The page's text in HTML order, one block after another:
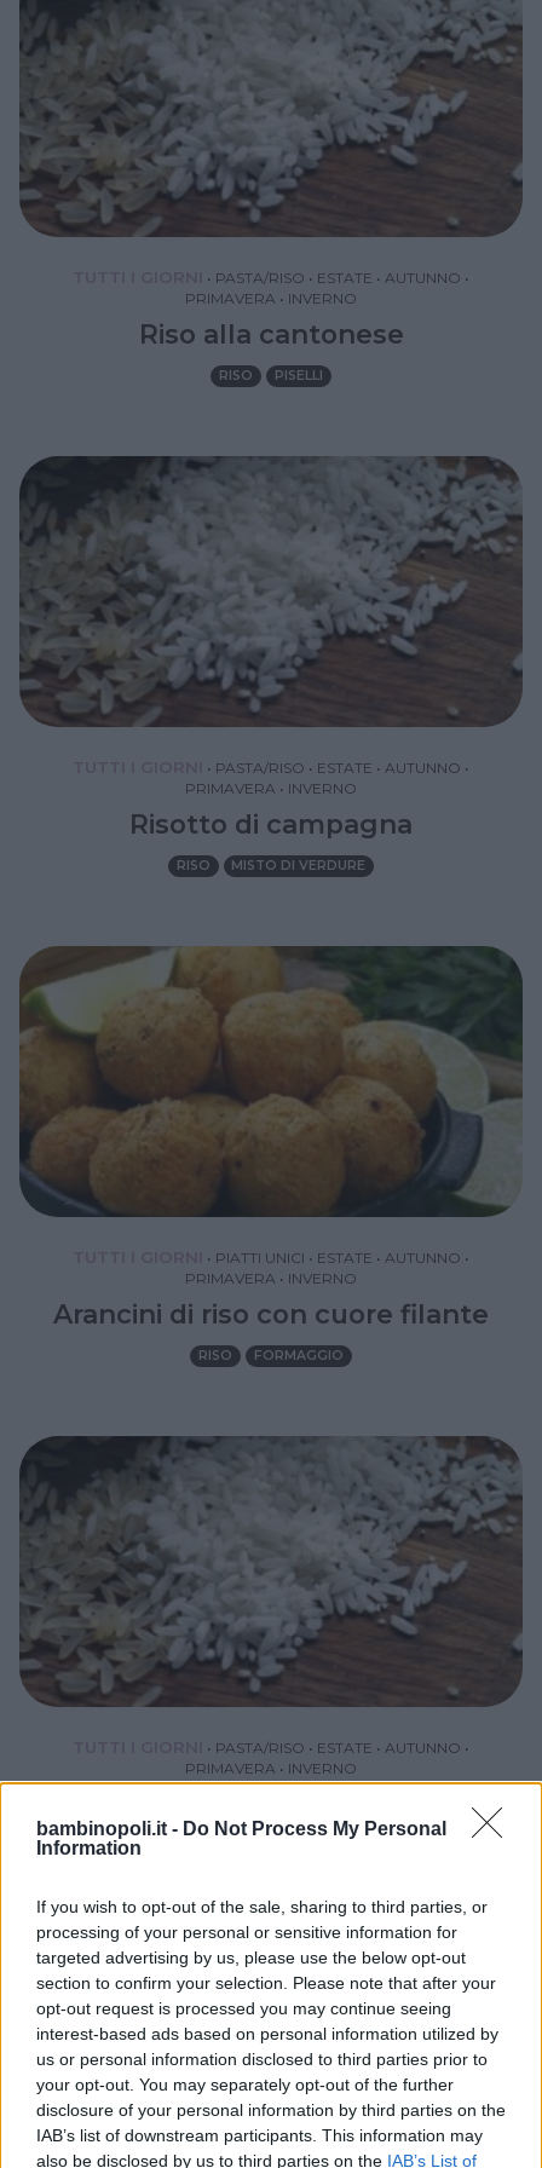
bambinopoli.it - Do Not Process My Personal
Information
If you wish to opt-out of the sale, sharing to third parties, or
processing of your personal or sensitive information for
targeted advertising by us, please use the below opt-out
section to confirm your selection. Please note that after your
opt-out request is processed you may continue seeing
interest-based ads based on personal information utilized by
us or personal information disclosed to third parties prior to
your opt-out. You may separately opt-out of the further
disclosure of your personal information by third parties on the
IAB’s list of downstream participants. This information may
also be disclosed by us to third parties on the IAB’s List of
• PASTA/RISO • ESTATE • AUTUNNO •
PRIMAVERA • INVERNO
Riso alla cantonese
RISO PISELLI
• PASTA/RISO • ESTATE • AUTUNNO •
PRIMAVERA • INVERNO
Risotto di campagna
RISO MISTO DI VERDURE
• PIATTI UNICI • ESTATE • AUTUNNO •
PRIMAVERA • INVERNO
Arancini di riso con cuore filante
RISO FORMAGGIO
• PASTA/RISO • ESTATE • AUTUNNO •
PRIMAVERA • INVERNO